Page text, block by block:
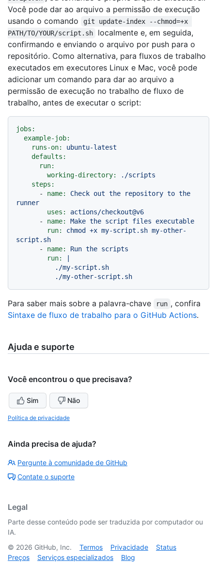
Você pode dar ao arquivo a permissão de execução
usando o comando
git update-index --chmod=+x
PATH/TO/YOUR/script.sh
localmente e, em seguida,
confirmando e enviando o arquivo por push para o
repositório. Como alternativa, para fluxos de trabalho
executados em executores Linux e Mac, você pode
adicionar um comando para dar ao arquivo a
permissão de execução no trabalho de fluxo de
trabalho, antes de executar o script:
jobs:
example-job:
runs-on:
ubuntu-latest
defaults:
run:
working-directory:
./scripts
steps:
-
name: Check out the repository to the
runner
uses:
actions/checkout@v6
-
name: Make the script files
executable
run:
chmod +x my-script.sh my-other-
script.sh
-
name: Run the scripts
run:
Para saber mais sobre a palavra-chave run , confira
Sintaxe de fluxo de trabalho para o GitHub Actions.
Ajuda e suporte
Você encontrou o que precisava?
Sim Não
Política de privacidade
Ainda precisa de ajuda?
Pergunte à comunidade de GitHub
Contate o suporte
Legal
Parte desse conteúdo pode ser traduzida por computador ou
IA.
© 2026 GitHub, Inc. Termos Privacidade
Status
Preços
Serviços especializados Blog